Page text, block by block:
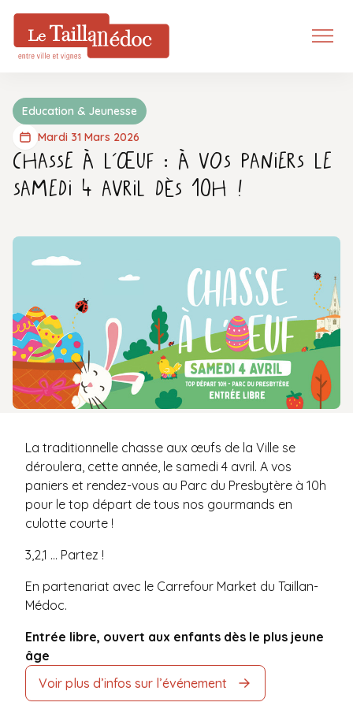
Education & Jeunesse
Mardi 31 Mars 2026
Chasse à l’œuf : à vos paniers le
samedi 4 avril dès 10h !
La traditionnelle chasse aux œufs de la Ville se
déroulera, cette année, le samedi 4 avril. A vos
paniers et rendez-vous au Parc du Presbytère à 10h
pour le top départ de tous nos gourmands en
culotte courte !
3,2,1 … Partez !
En partenariat avec le Carrefour Market du Taillan-
Médoc.
Entrée libre, ouvert aux enfants dès le plus jeune
âge
Voir plus d’infos sur l’événement